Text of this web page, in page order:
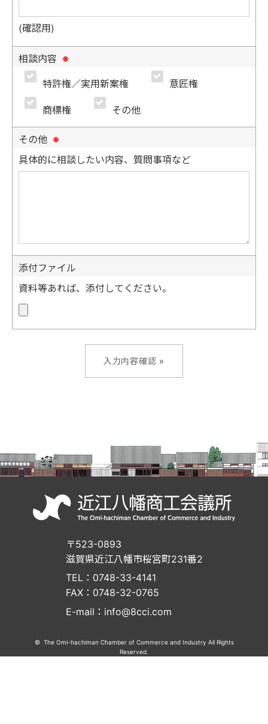
(確認用)
相談内容 ※
特許権／実用新案権 意匠権
商標権 その他
その他 ※
具体的に相談したい内容、質問事項など
添付ファイル
資料等あれば、添付してください。
〒523-0893
滋賀県近江八幡市桜宮町231番2
TEL：0748-33-4141
FAX：0748-32-0765
E-mail：info@8cci.com
© The Omi-hachiman Chamber of Commerce and Industry All Rights
Reserved.